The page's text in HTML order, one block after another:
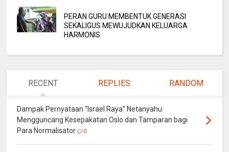
PERAN GURU MEMBENTUK GENERASI
SEKALIGUS MEWUJUDKAN KELUARGA
HARMONIS
RECENT REPLIES RANDOM
Dampak Pernyataan “Israel Raya” Netanyahu:
Mengguncang Kesepakatan Oslo dan Tamparan bagi
Para Normalisator
0